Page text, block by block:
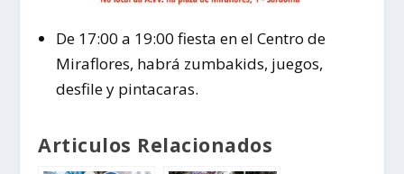
De 17:00 a 19:00 fiesta en el Centro de
Miraflores, habrá zumbakids, juegos,
desfile y pintacaras.
Articulos Relacionados